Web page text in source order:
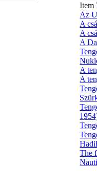
Item
Az
A
A
A
A
A
The